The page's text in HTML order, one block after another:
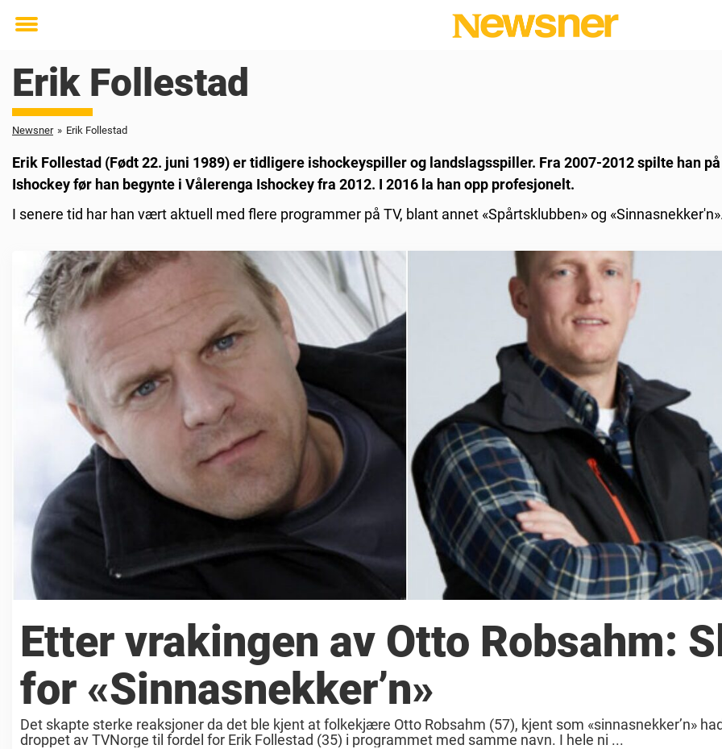
Toggle
Erik Follestad
Newsner » Erik Follestad
Erik Follestad (Født 22. juni 1989) er tidligere ishockeyspiller og landslagsspiller. Fra 2007-2012 spilte han
Ishockey før han begynte i Vålerenga Ishockey fra 2012. I 2016 la han opp profesjonelt.
I senere tid har han vært aktuell med flere programmer på TV, blant annet «Spårtsklubben» og
Etter vrakingen av Otto Robsahm:
for «Sinnasnekker’n»
Det skapte sterke reaksjoner da det ble kjent at folkekjære Otto Robsahm (57), kjent som «sinnasnekker’n»
droppet av TVNorge til fordel for Erik Follestad (35) i programmet med samme navn. I hele ni ...